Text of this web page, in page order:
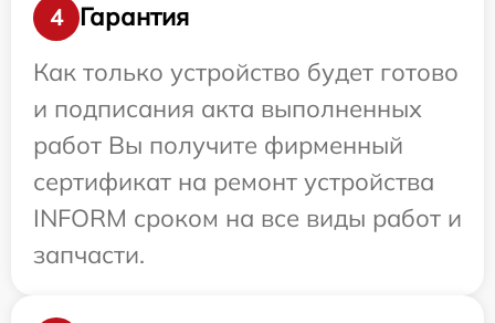
4
Гарантия
Как только устройство будет готово
и подписания акта выполненных
работ Вы получите фирменный
сертификат на ремонт устройства
INFORM сроком на все виды работ и
запчасти.